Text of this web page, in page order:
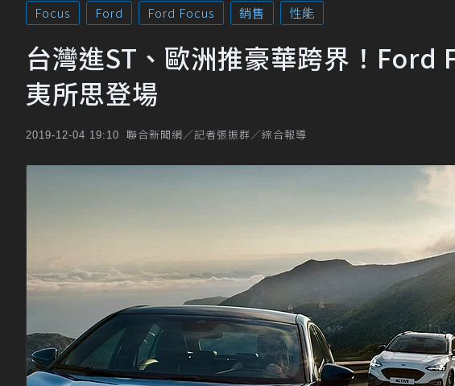
Focus Ford Ford Focus 銷售 性能
台灣進ST、歐洲推豪華跨界！
夷所思登場
2019-12-04 19:10 聯合新聞網／記者張振群／綜合報導